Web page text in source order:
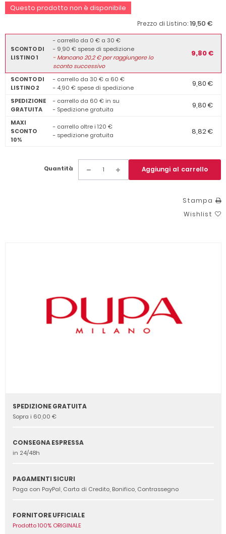
Questo prodotto non è disponibile
Prezzo di Listino:19,50 €
SCONTO DI
LISTINO 1
- carrello da 0 € a 30 €
- 9,90 € spese di spedizione
-Mancano20,2€ per raggiungere lo
sconto successivo
9,80 €
SCONTO DI
LISTINO 2
- carrello da 30 € a 60 €
- 4,90 € spese di spedizione
9,80 €
SPEDIZIONE
GRATUITA
- carrello da 60 € in su
- Spedizione gratuita
9,80 €
MAXI
SCONTO
10%
- carrello oltre i 120 €
- spedizione gratuita
8,82 €
Quantità Aggiungi al carrello
Stampa
Wishlist
SPEDIZIONE GRATUITA
Sopra i 60,00 €
CONSEGNA ESPRESSA
in 24/48h
PAGAMENTI SICURI
Paga con PayPal, Carta di Credito, Bonifico, Contrassegno
FORNITORE UFFICIALE
Prodotto 100% ORIGINALE